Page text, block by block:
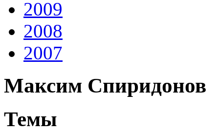
2009
2008
2007
Максим Спиридонов
Темы